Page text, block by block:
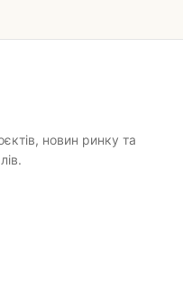
новин ринку та